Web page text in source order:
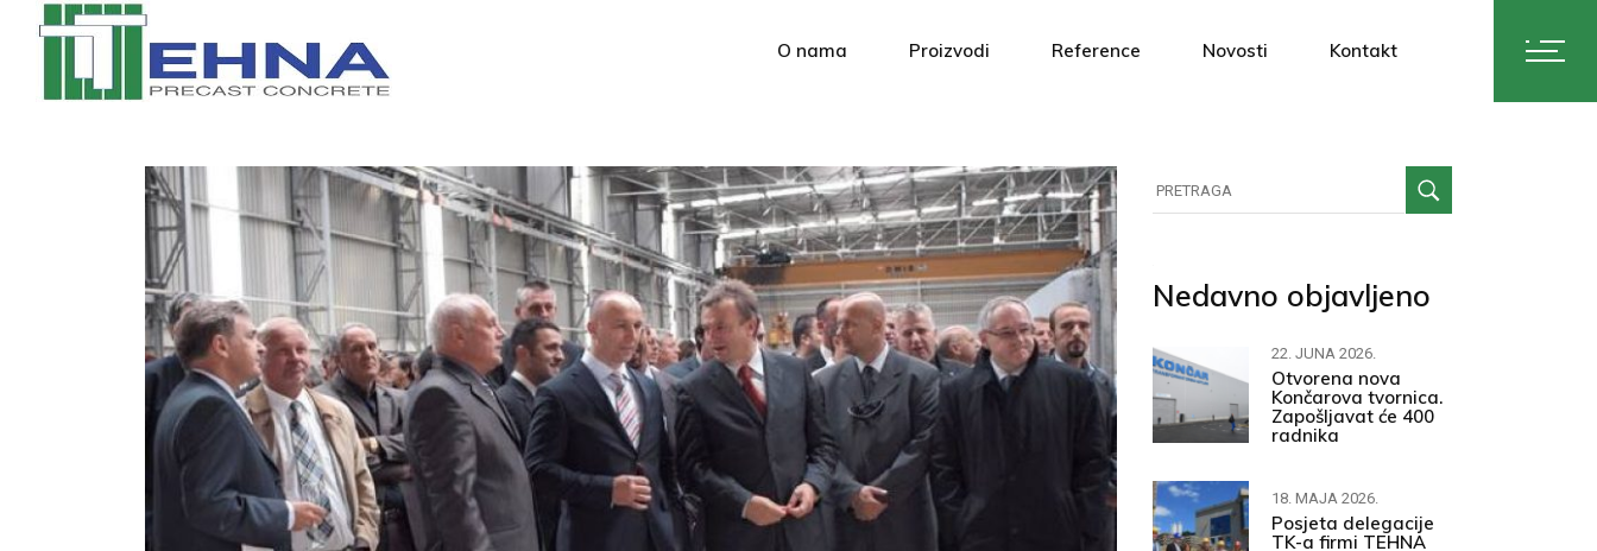
O nama Proizvodi Reference Novosti Kontakt
Nedavno objavljeno
22. JUNA 2026.
Otvorena nova
Končarova tvornica.
Zapošljavat će 400
radnika
18. MAJA 2026.
Posjeta delegacije
TK-a firmi TEHNA